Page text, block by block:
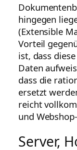
hingegen
(Extensible
Vorteil
ist, dass
Daten
dass die
ersetzt
reicht
und
Server,